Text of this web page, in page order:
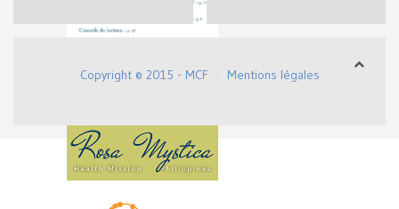
Copyright © 2015 - MCF Mentions légales